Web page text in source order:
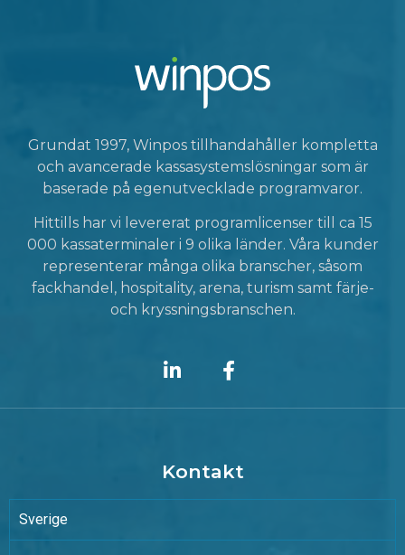
Grundat 1997, Winpos tillhandahåller kompletta
och avancerade kassasystemslösningar som är
baserade på egenutvecklade programvaror.
Hittills har vi levererat programlicenser till ca 15
000 kassaterminaler i 9 olika länder. Våra kunder
representerar många olika branscher, såsom
fackhandel, hospitality, arena, turism samt färje-
och kryssningsbranschen.
Kontakt
Sverige